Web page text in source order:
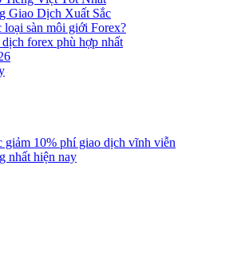
Giao Dịch Xuất Sắc
loại sàn môi giới Forex?
forex phù hợp nhất
giảm 10% phí giao dịch vĩnh viễn
nhất hiện nay